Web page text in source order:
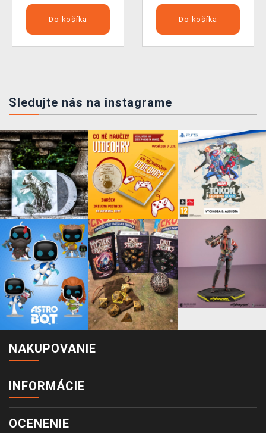
Do košíka Do košíka
Sledujte nás na instagrame
NAKUPOVANIE
INFORMÁCIE
OCENENIE